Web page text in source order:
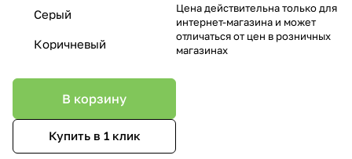
Серый
Коричневый
В корзину
Купить в 1 клик
Цена действительна только для
интернет-магазина и может
отличаться от цен в розничных
магазинах